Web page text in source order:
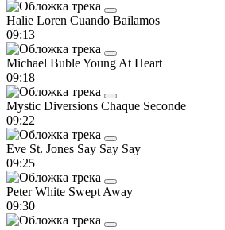
Halie Loren Cuando Bailamos
09:13
Michael BubleYoung At Heart
09:18
Mystic Diversions Chaque Seconde
09:22
Eve St. Jones Say Say Say
09:25
Peter White Swept Away
09:30